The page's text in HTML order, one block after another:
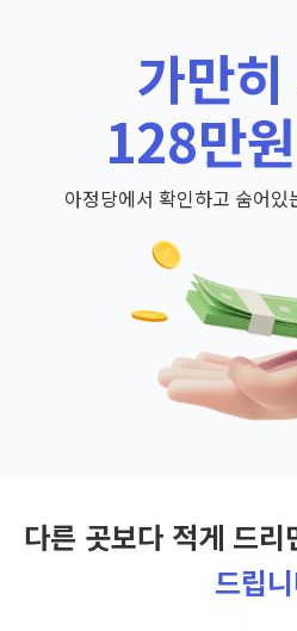
가만
128만
아정당에서 확인하고 숨어
다른 곳보다 적게 드리
드립